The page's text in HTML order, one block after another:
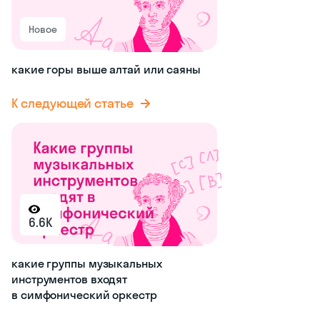
Новое
какие горы выше алтай или саяны
К следующей статье
6.6K
какие группы музыкальных
инструментов входят
в симфонический оркестр